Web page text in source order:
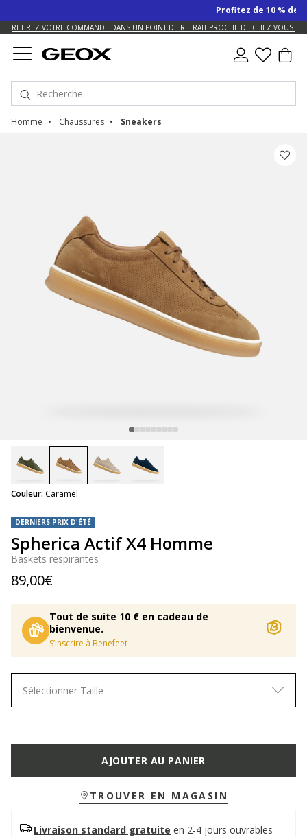
Profitez de 10 % de remise
RETIREZ VOTRE COMMANDE DANS UN POINT DE RETRAIT PROCHE DE CHEZ VOUS.
Homme Chaussures Sneakers
DERNIERS PRIX D'ÉTÉ
Spherica Actif X4 Homme
Baskets respirantes
89,00€
Tout de suite 10 € en cadeau de
bienvenue.
S’inscrire à Benefeet
Couleur: Caramelselected
Sélectionner Taille
AJOUTER AU PANIER
TROUVER EN MAGASIN
Livraison standard gratuite en 2-4 jours ouvrables